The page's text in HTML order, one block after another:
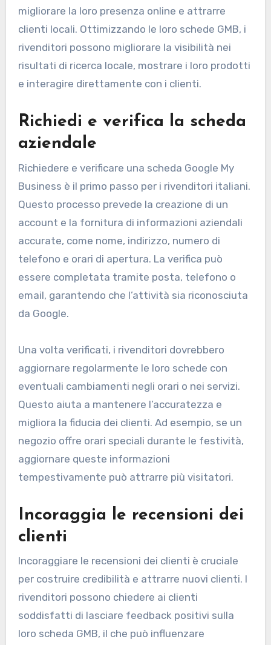
migliorare la loro presenza online e attrarre
clienti locali. Ottimizzando le loro schede GMB, i
rivenditori possono migliorare la visibilità nei
risultati di ricerca locale, mostrare i loro prodotti
e interagire direttamente con i clienti.
Richiedi e verifica la scheda
aziendale
Richiedere e verificare una scheda Google My
Business è il primo passo per i rivenditori italiani.
Questo processo prevede la creazione di un
account e la fornitura di informazioni aziendali
accurate, come nome, indirizzo, numero di
telefono e orari di apertura. La verifica può
essere completata tramite posta, telefono o
email, garantendo che l’attività sia riconosciuta
da Google.
Una volta verificati, i rivenditori dovrebbero
aggiornare regolarmente le loro schede con
eventuali cambiamenti negli orari o nei servizi.
Questo aiuta a mantenere l’accuratezza e
migliora la fiducia dei clienti. Ad esempio, se un
negozio offre orari speciali durante le festività,
aggiornare queste informazioni
tempestivamente può attrarre più visitatori.
Incoraggia le recensioni dei
clienti
Incoraggiare le recensioni dei clienti è cruciale
per costruire credibilità e attrarre nuovi clienti. I
rivenditori possono chiedere ai clienti
soddisfatti di lasciare feedback positivi sulla
loro scheda GMB, il che può influenzare